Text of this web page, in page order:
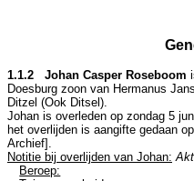
1.1.2 Johan Casper Roseboom
Doesburg zoon van Hermanus
Ditzel (Ook Ditsel).
Johan is overleden op zondag 5
het overlijden is aangifte gedaan
Archief].
Notitie bij overlijden van Johan:
Beroep: